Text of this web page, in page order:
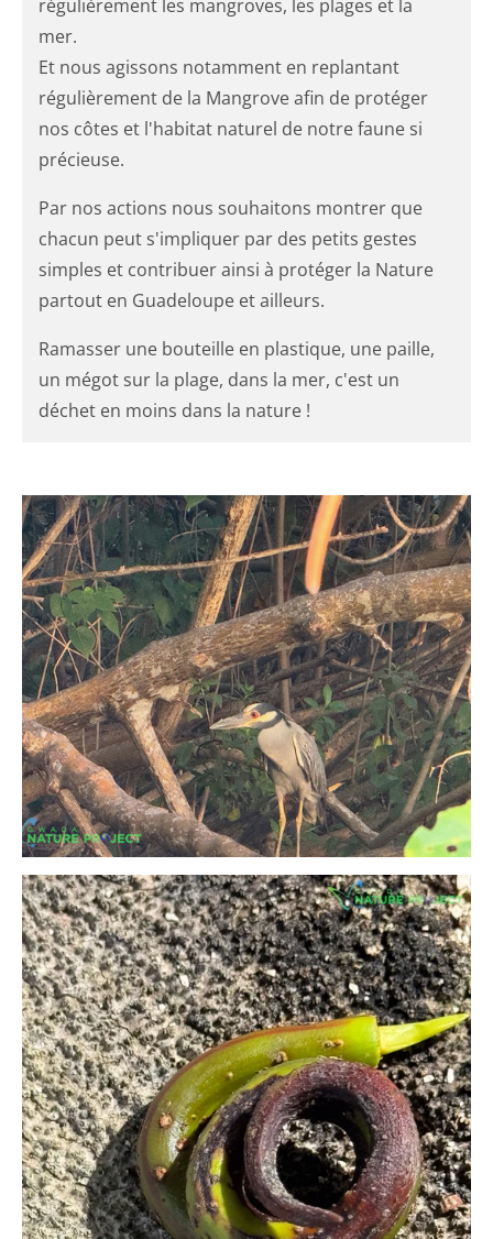
régulièrement les mangroves, les plages et la
mer.
Et nous agissons notamment en replantant
régulièrement de la Mangrove afin de protéger
nos côtes et l'habitat naturel de notre faune si
précieuse.
Par nos actions nous souhaitons montrer que
chacun peut s'impliquer par des petits gestes
simples et contribuer ainsi à protéger la Nature
partout en Guadeloupe et ailleurs.
Ramasser une bouteille en plastique, une paille,
un mégot sur la plage, dans la mer, c'est un
déchet en moins dans la nature !